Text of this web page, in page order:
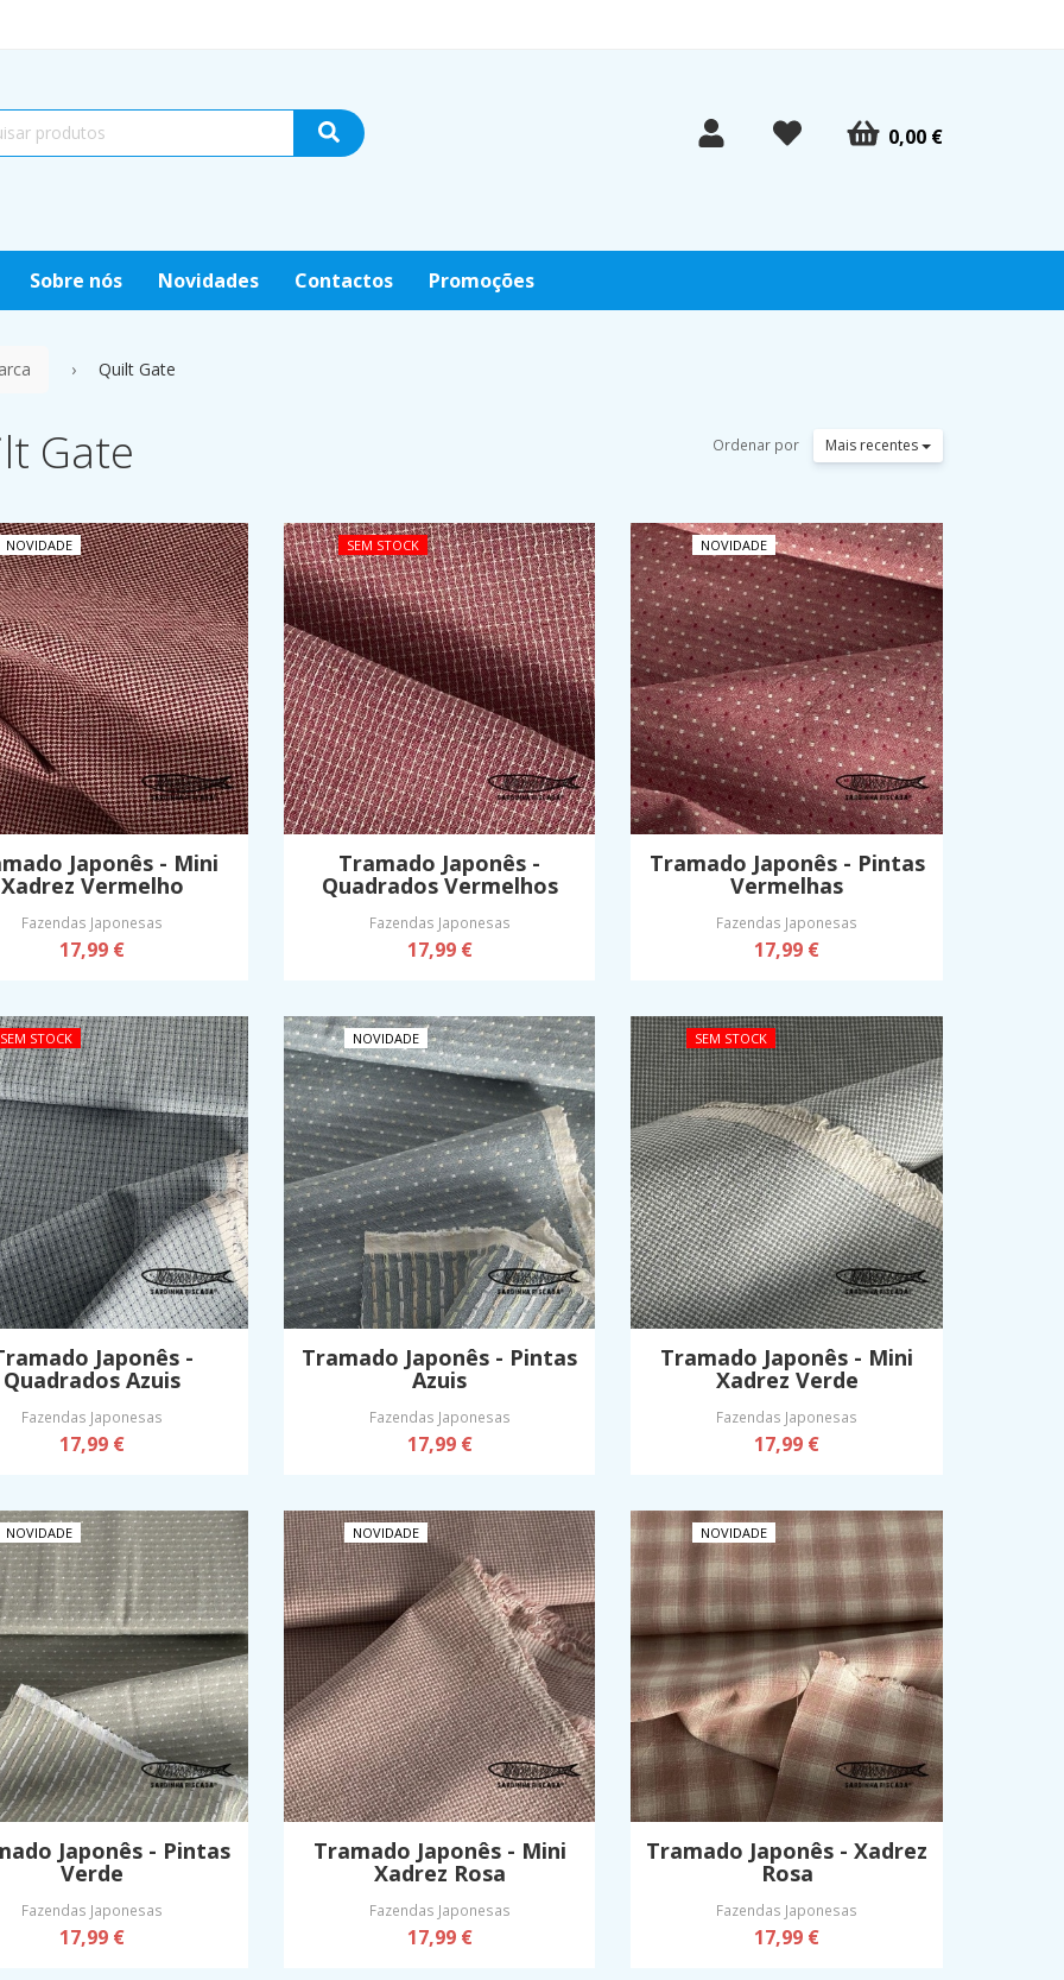
0,00 €
Sobre nós Novidades Contactos Promoções
Quilt Gate
Gate Ordenar por Mais recentes
NOVIDADE
Japonês - Mini
Xadrez Vermelho
Fazendas Japonesas
17,99 €
SEM STOCK
Tramado Japonês -
Quadrados Vermelhos
Fazendas Japonesas
17,99 €
NOVIDADE
Tramado Japonês - Pintas
Vermelhas
Fazendas Japonesas
17,99 €
SEM STOCK
Japonês -
Quadrados Azuis
Fazendas Japonesas
17,99 €
NOVIDADE
Tramado Japonês - Pintas
Azuis
Fazendas Japonesas
17,99 €
SEM STOCK
Tramado Japonês - Mini
Xadrez Verde
Fazendas Japonesas
17,99 €
NOVIDADE
Japonês - Pintas
Verde
Fazendas Japonesas
17,99 €
NOVIDADE
Tramado Japonês - Mini
Xadrez Rosa
Fazendas Japonesas
17,99 €
NOVIDADE
Tramado Japonês - Xadrez
Rosa
Fazendas Japonesas
17,99 €